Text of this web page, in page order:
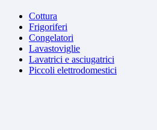
Cottura
Frigoriferi
Congelatori
Lavastoviglie
Lavatrici e asciugatrici
Piccoli elettrodomestici